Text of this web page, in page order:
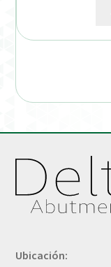
Ubicación: